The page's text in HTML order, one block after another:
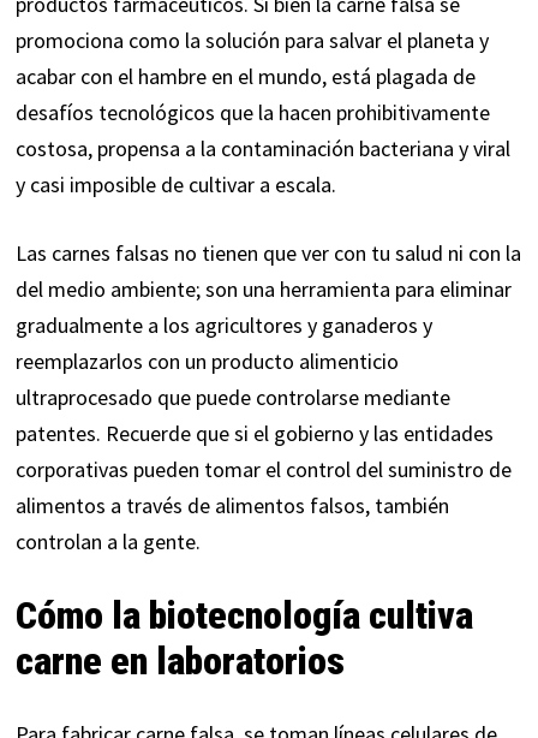
promociona como la solución para salvar el planeta y
acabar con el hambre en el mundo, está plagada de
desafíos tecnológicos que la hacen prohibitivamente
costosa, propensa a la contaminación bacteriana y viral
y casi imposible de cultivar a escala.
Las carnes falsas no tienen que ver con tu salud ni con la
del medio ambiente; son una herramienta para eliminar
gradualmente a los agricultores y ganaderos y
reemplazarlos con un producto alimenticio
ultraprocesado que puede controlarse mediante
patentes. Recuerde que si el gobierno y las entidades
corporativas pueden tomar el control del suministro de
alimentos a través de alimentos falsos, también
controlan a la gente.
Cómo la biotecnología cultiva
carne en laboratorios